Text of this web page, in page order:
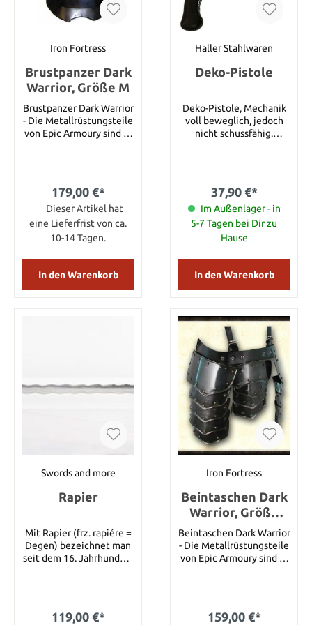
suchen. Die Schwerter
der Klasse 1 haben eine
Kohlenstoffstahl, der bei
härteren Klingen Macken
und Scharten davonträgt.
Die Knäufe sind
geschraubt oder einfach
am Ende der Griffangel
vernietet.
Iron Fortress
Brustpanzer Dark
Warrior, Größe M
Brustpanzer Dark Warrior
- Die Metallrüstungsteile
von Epic Armoury sind in
komplette Rüstungssets
gekauft werden. So hat
der Spieler die
Möglichkeit seine
Rüstung zu
personalisieren. Dieser
Brustpanzer besteht aus
schwarzem Stahl und
wurde mit einer
verzierte Rüstung
anpassen. Details:
Taille: 60 cm (M) Arm: 25
179,00 €*
Dieser Artikel hat
eine Lieferfrist von ca.
10-14 Tagen.
In den Warenkorb
Haller Stahlwaren
Deko-Pistole
Deko-Pistole, Mechanik
voll beweglich, jedoch
nicht schussfähig.
37,90 €*
Im Außenlager - in
5-7 Tagen bei Dir zu
Hause
In den Warenkorb
Swords and more
Rapier
Mit Rapier (frz. rapiére =
Degen) bezeichnet man
seit dem 16. Jahrhundert
bzw. Korb, die mit
119,00 €*
Iron Fortress
Beintaschen Dark
Warrior, Größe
S/M
Beintaschen Dark Warrior
- Die Metallrüstungsteile
von Epic Armoury sind in
komplette Rüstungssets
159,00 €*